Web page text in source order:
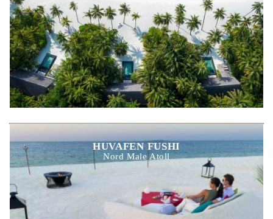
HUVAFEN FUSHI
Nord Male Atoll